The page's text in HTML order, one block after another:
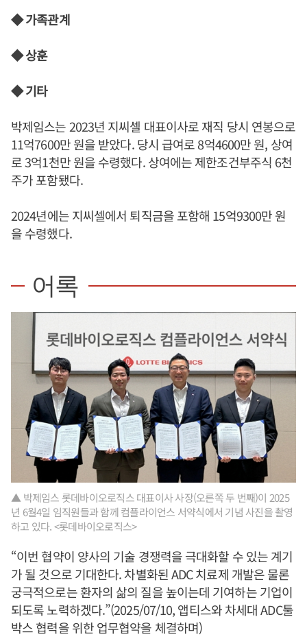
◆ 가족관계
◆ 상훈
◆ 기타
박제임스는 2023년 지씨셀 대표이사로 재직 당시 연봉으로
11억7600만 원을 받았다. 당시 급여로 8억4600만 원, 상여
로 3억1천만 원을 수령했다. 상여에는 제한조건부주식 6천
주가 포함됐다.
2024년에는 지씨셀에서 퇴직금을 포함해 15억9300만 원
을 수령했다.
어록
▲ 박제임스 롯데바이오로직스 대표이사 사장(오른쪽 두 번째)이 2025
년 6월4일 임직원들과 함께 컴플라이언스 서약식에서 기념 사진을 촬영
하고 있다. <롯데바이오로직스>
“이번 협약이 양사의 기술 경쟁력을 극대화할 수 있는 계기
가 될 것으로 기대한다. 차별화된 ADC 치료제 개발은 물론
궁극적으로는 환자의 삶의 질을 높이는데 기여하는 기업이
되도록 노력하겠다.”(2025/07/10, 앱티스와 차세대 ADC툴
박스 협력을 위한 업무협약을 체결하며)